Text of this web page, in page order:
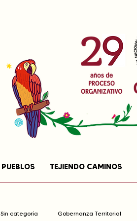
PUEBLOS TEJIENDO CAMINOS
Sin categoría Gobernanza Territorial